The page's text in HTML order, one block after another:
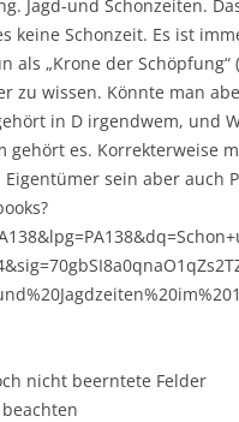
Jagd-und Schonzeiten.
keine Schonzeit. Es ist
als „Krone der
zu wissen. Könnte man
in D irgendwem, und
gehört es. Korrekterweise
Eigentümer sein aber auch
nicht beerntete Felder